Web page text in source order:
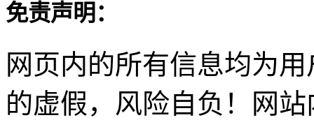
免责声明：
网页内的所有信息均为
的虚假，风险自负！网